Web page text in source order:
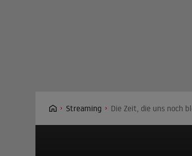
Streaming Die Zeit, die uns noch